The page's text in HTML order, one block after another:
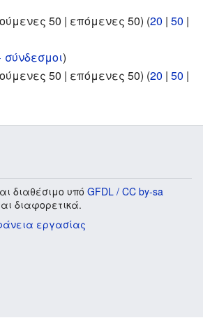
50 | επόμενες 50) (20 | 50 |
)
50 | επόμενες 50) (20 | 50 |
διαθέσιμο υπό GFDL / CC by-sa
διαφορετικά.
εργασίας